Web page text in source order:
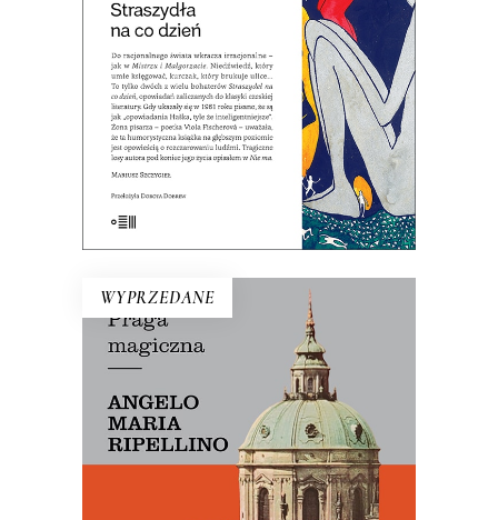
E-BOOK DO KOSZYKA
księgować, a kurczak brukuje ulice…
Jedna z najbardziej kultowych czeskich
książek XX wieku.
39.00zł 19.50zł
WYPRZEDANE
PRAGA MAGICZNA
Oto – jak mówi Mariusz Szczygieł –